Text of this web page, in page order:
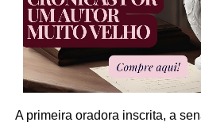
A primeira oradora inscrita, a